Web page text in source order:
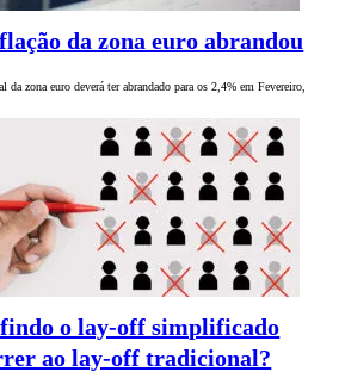
da zona euro abrandou
da zona euro deverá ter abrandado para os 2,4% em Fevereiro,
findo o lay-off simplificado
ao lay-off tradicional?